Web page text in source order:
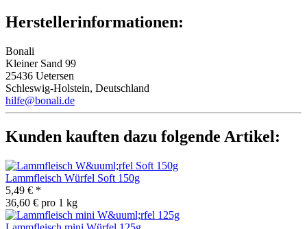
Herstellerinformationen:
Bonali
Kleiner Sand 99
25436 Uetersen
Schleswig-Holstein, Deutschland
hilfe@bonali.de
Kunden kauften dazu folgende Artikel:
Lammfleisch Würfel Soft 150g
5,49 € *
36,60 € pro 1 kg